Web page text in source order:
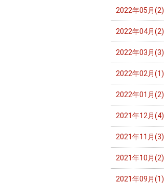
2022年05月(2)
2022年04月(2)
2022年03月(3)
2022年02月(1)
2022年01月(2)
2021年12月(4)
2021年11月(3)
2021年10月(2)
2021年09月(1)